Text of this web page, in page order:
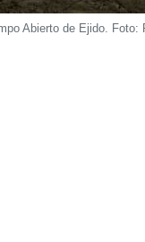
Abierto de Ejido. Foto: